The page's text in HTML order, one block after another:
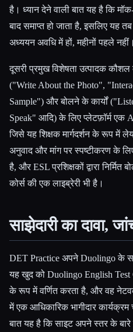
है। ध्यान देने वाली बात यह है कि
बाद समाप्त हो जाता है, इसलिए यह
अध्ययन अवधि में हों, महीनों पहले नहीं।
दूसरी प्रमुख विशेषता उत्पादक
("Write About the Photo",
Sample") और बोलने के कार्यों
Speak" आदि) के लिए प्लेटफ़ॉर्म एक
जिसे यह शिक्षक मार्गदर्शन के रूप में
अनुवाद और मांग पर स्पष्टीकरण के
है, और ESL प्रशिक्षकों द्वारा
कोर्स की एक लाइब्रेरी भी है।
साझेदारी का दावा,
DET Practice अपने Duolingo के
यह खुद को Duolingo English
के रूप में वर्णित करता है, और वह
में एक आधिकारिक भागीदार कार्यक्रम
बात यह है कि साइट अपने स्तर के